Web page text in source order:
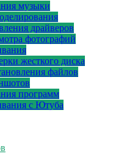
музыки
драйверов
фотографий
жесткого диска
файлов
программ
с Ютуба